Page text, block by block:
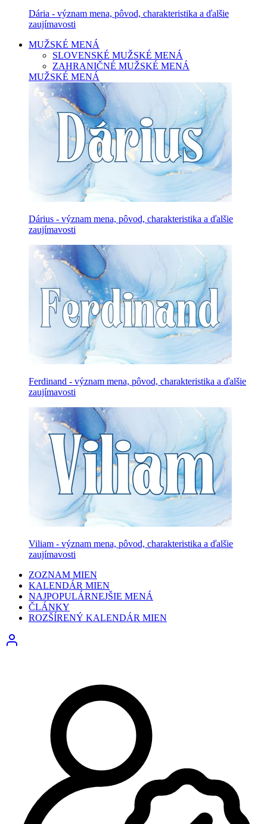
Dária - význam mena, pôvod, charakteristika a ďalšie
zaujímavosti
MUŽSKÉ MENÁ
SLOVENSKÉ MUŽSKÉ MENÁ
ZAHRANIČNÉ MUŽSKÉ MENÁ
MUŽSKÉ MENÁ
Dárius - význam mena, pôvod, charakteristika a ďalšie
zaujímavosti
Ferdinand - význam mena, pôvod, charakteristika a ďalšie
zaujímavosti
Viliam - význam mena, pôvod, charakteristika a ďalšie
zaujímavosti
ZOZNAM MIEN
KALENDÁR MIEN
NAJPOPULÁRNEJŠIE MENÁ
ČLÁNKY
ROZŠÍRENÝ KALENDÁR MIEN